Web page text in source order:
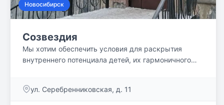
Новосибирск
Созвездия
Мы хотим обеспечить условия для раскрытия
внутреннего потенциала детей, их гармоничного
ул. Серебренниковская, д. 11